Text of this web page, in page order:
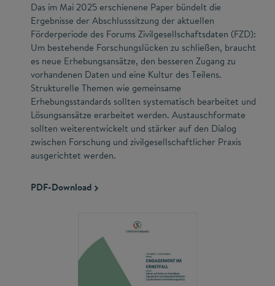
Das im Mai 2025 erschienene Paper bündelt die
Ergebnisse der Abschlusssitzung der aktuellen
Förderperiode des Forums Zivilgesellschaftsdaten (FZD):
Um bestehende Forschungslücken zu schließen, braucht
es neue Erhebungsansätze, den besseren Zugang zu
vorhandenen Daten und eine Kultur des Teilens.
Strukturelle Themen wie gemeinsame
Erhebungsstandards sollten systematisch bearbeitet und
Lösungsansätze erarbeitet werden. Austauschformate
sollten weiterentwickelt und stärker auf den Dialog
zwischen Forschung und zivilgesellschaftlicher Praxis
ausgerichtet werden.
PDF-Download